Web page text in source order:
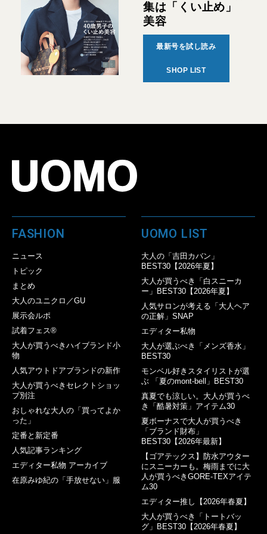
集は「くい止め」
美容
最新号を試し読み
SHOP LIST
FASHION
ニュース
トピック
まとめ
大人のユニクロ／GU
展示会ルポ
試着フェス®︎
大人が買うべきハイブランド小
物
人気アウトドアブランドの新作
大人が買うべきセレクトショッ
プ別注
おしゃれな大人の「買ってよか
った」
定番と新定番
人気記事ランキング
エディター私物 アーカイブ
在原みゆ紀の「手放せない」服
UOMO LIST
大人の「吉田カバン」
BEST30【2026年夏】
大人が買うべき「白スニーカ
ー」BEST30【2026年夏】
人気サロンが考える「大人ヘア
の正解」SNAP
エディター私物
大人が選ぶべき「メンズ香水」
BEST30
モンベル好きスタイリストが選
ぶ 「夏のmont-bell」BEST30
真夏でも涼しい。大人が買うべ
き「酷暑対策」アイテム30
夏ボーナスで大人が買うべき
「ブランド財布」
BEST30【2026年最新】
【ゴアテックス】防水アウター
にスニーカーも。梅雨までに大
人が買うべきGORE-TEXアイテ
ム30
エディター推し【2026年春夏】
大人が買うべき「トートバッ
グ」BEST30【2026年春夏】